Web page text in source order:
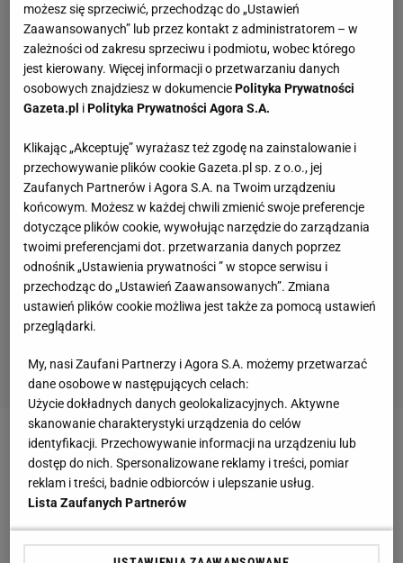
Takie podejściepiłkarzazaniepokoiłokibiców
Podobnie zresztą jak doniesienia greckich mediów,
które szybko poinformowały, że wtorkowa rozmowa
Vadisa z Mioduskim dotyczyłatransferudo Grecji. I
co więcej, przebiegła na tyle pomyślnie, że lada
możesz się sprzeciwić, przechodząc do „Ustawień
Zaawansowanych” lub przez kontakt z administratorem – w
zależności od zakresu sprzeciwu i podmiotu, wobec którego
jest kierowany. Więcej informacji o przetwarzaniu danych
osobowych znajdziesz w dokumenciePolityka Prywatności
Gazeta.pl iPolityka Prywatności Agora S.A.
Klikając „Akceptuję” wyrażasz też zgodę na zainstalowanie i
przechowywanie plików cookie Gazeta.pl sp. z o.o., jej
Zaufanych Partnerów i Agora S.A. na Twoim urządzeniu
końcowym. Możesz w każdej chwili zmienić swoje preferencje
dotyczące plików cookie, wywołując narzędzie do zarządzania
twoimi preferencjami dot. przetwarzania danych poprzez
odnośnik „Ustawienia prywatności ” w stopce serwisu i
przechodząc do „Ustawień Zaawansowanych”. Zmiana
ustawień plików cookie możliwa jest także za pomocą ustawień
przeglądarki.
My, nasi Zaufani Partnerzy i Agora S.A. możemy przetwarzać
dane osobowe w następujących celach:
Użycie dokładnych danych geolokalizacyjnych. Aktywne
skanowanie charakterystyki urządzenia do celów
identyfikacji. Przechowywanie informacji na urządzeniu lub
dostęp do nich. Spersonalizowane reklamy i treści, pomiar
reklam i treści, badnie odbiorców i ulepszanie usług.
Lista Zaufanych Partnerów